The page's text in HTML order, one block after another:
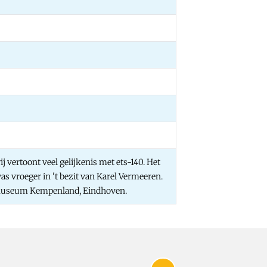
vertoont veel gelijkenis met ets-140. Het
vroeger in 't bezit van Karel Vermeeren.
Kempenland, Eindhoven.